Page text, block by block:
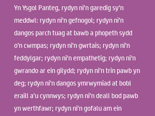
Yn Ysgol Panteg, rydyn ni’n garedig sy’n
meddwl: rydyn ni’n gefnogol; rydyn ni’n
dangos parch tuag at bawb a phopeth sydd
o’n cwmpas; rydyn ni’n gwrtais; rydyn ni’n
feddylgar; rydyn ni’n empathetig; rydyn ni’n
gwrando ar ein gilydd; rydyn ni’n trin pawb yn
deg; rydyn ni’n dangos ymrwymiad at bobl
eraill a’u cynnwys; rydyn ni’n deall bod pawb
yn werthfawr; rydyn ni’n gofalu am ein